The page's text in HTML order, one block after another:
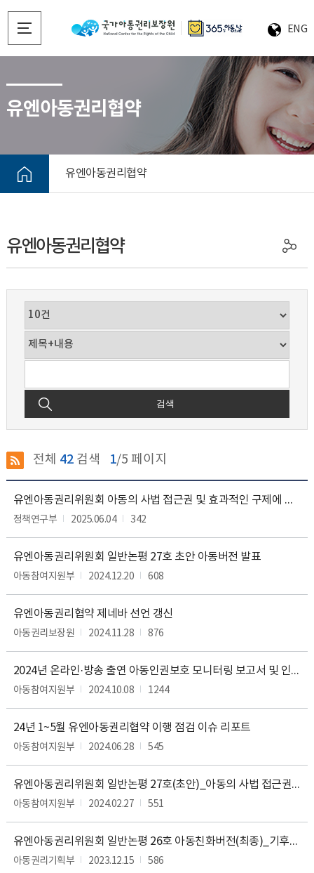
ENG
유엔아동권리협약
유엔아동권리협약
유엔아동권리협약
검색
전체 42 검색 1/5 페이지
엔
아
리
협
분
야,
능,
공
표
록,
공
목,
공
기,
공
시
유엔아동권리위원회 아동의 사법 접근권 및 효과적인 구제에 대한 일반논평 27호 초안 번역본
정책연구부 2025.06.04 342
유엔아동권리위원회 일반논평 27호 초안 아동버전 발표
아동참여지원부 2024.12.20 608
유엔아동권리협약 제네바 선언 갱신
아동권리보장원 2024.11.28 876
2024년 온라인·방송 출연 아동인권보호 모니터링 보고서 및 인포그래픽
아동참여지원부 2024.10.08 1244
24년 1~5월 유엔아동권리협약 이행 점검 이슈 리포트
아동참여지원부 2024.06.28 545
유엔아동권리위원회 일반논평 27호(초안)_아동의 사법 접근권 및 효과적인 구제책에 대한 권리
아동참여지원부 2024.02.27 551
유엔아동권리위원회 일반논평 26호 아동친화버전(최종)_기후변화와 아동권리
아동권리기획부 2023.12.15 586